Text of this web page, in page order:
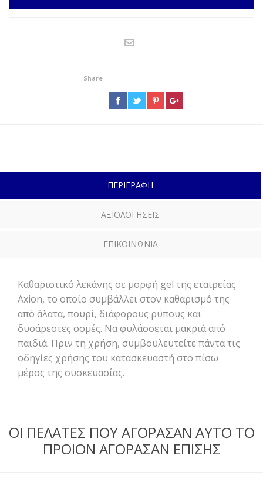
Share
ΠΕΡΙΓΡΑΦΗ
ΑΞΙΟΛΟΓΗΣΕΙΣ
ΕΠΙΚΟΙΝΩΝΙΑ
Καθαριστικό λεκάνης σε μορφή gel της εταιρείας
Axion, το οποίο συμβάλλει στον καθαρισμό της
από άλατα, πουρί, διάφορους ρύπους και
δυσάρεστες οσμές. Να φυλάσσεται μακριά από
παιδιά. Πριν τη χρήση, συμβουλευτείτε πάντα τις
οδηγίες χρήσης του κατασκευαστή στο πίσω
μέρος της συσκευασίας.
ΟΙ ΠΕΛΑΤΕΣ ΠΟΥ ΑΓΟΡΑΣΑΝ ΑΥΤΟ ΤΟ
ΠΡΟΙΟΝ ΑΓΟΡΑΣΑΝ ΕΠΙΣΗΣ